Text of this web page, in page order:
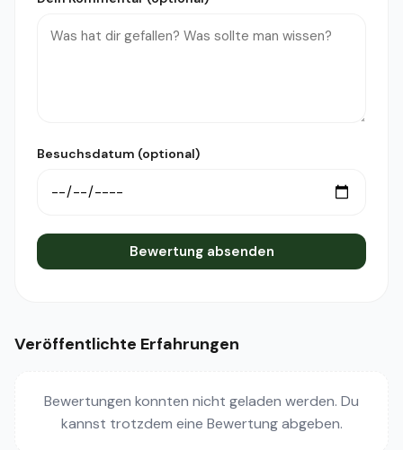
Besuchsdatum (optional)
Bewertung absenden
Veröffentlichte Erfahrungen
Bewertungen konnten nicht geladen werden. Du
kannst trotzdem eine Bewertung abgeben.